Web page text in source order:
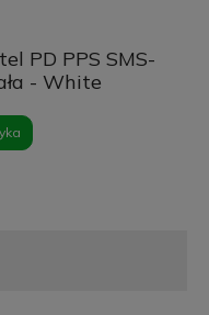
PD PPS SMS-
- White